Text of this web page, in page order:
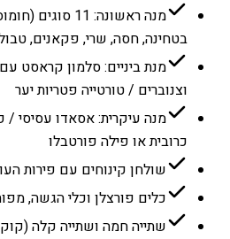
מנה ראשונה: 11
בטחינה, חסה, שרי, פקאנים,
מנת ביניים: סלמון קראסט
וצנוברים / טורטייה פטריות יער
מנה עיקרית: אסאדו עסיסי /
כרובית או פילה פורטבלו
שולחן קינוחים עם פירות
כלים פורצלן וכלי הגשה,
שתייה חמה ושתייה קלה